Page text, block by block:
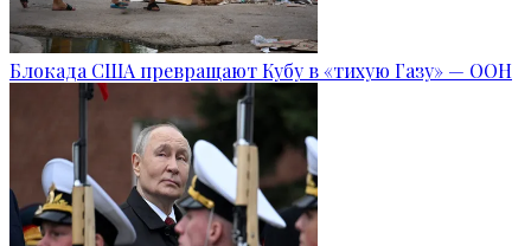
Блокада США превращают Кубу в «тихую Газу» — ООН